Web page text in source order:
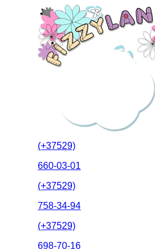
(+37529)
660-03-01
(+37529)
758-34-94
(+37529)
698-70-16